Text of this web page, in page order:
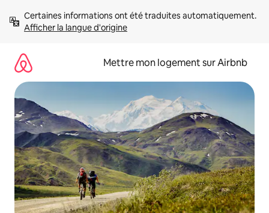
directement
Afficher la langue d'origine
Mettre mon logement sur Airbnb